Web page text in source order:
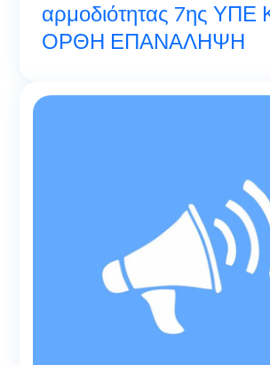
αρμοδιότητας 7ης ΥΠΕ
ΟΡΘΗ ΕΠΑΝΑΛΗΨΗ